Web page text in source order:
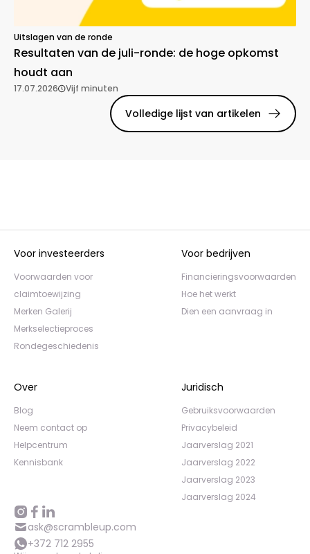
Uitslagen van de ronde
Resultaten van de juli-ronde: de hoge opkomst
houdt aan
17.07.2026 Vijf minuten
Volledige lijst van artikelen
Voor investeerders
Voorwaarden voor
claimtoewijzing
Merken Galerij
Merkselectieproces
Rondegeschiedenis
Voor bedrijven
Financieringsvoorwaarden
Hoe het werkt
Dien een aanvraag in
Over
Blog
Neem contact op
Helpcentrum
Kennisbank
Juridisch
Gebruiksvoorwaarden
Privacybeleid
Jaarverslag 2021
Jaarverslag 2022
Jaarverslag 2023
Jaarverslag 2024
ask@scrambleup.com
+372 712 2955